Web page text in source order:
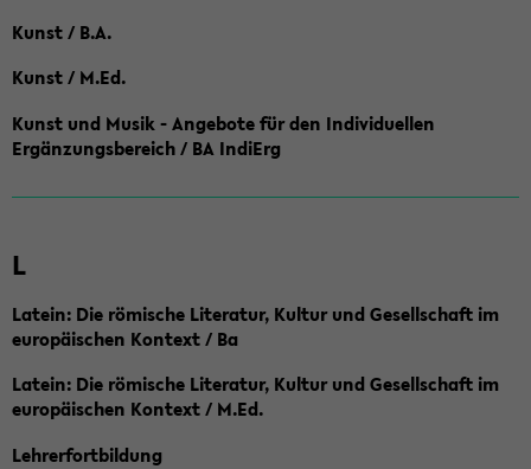
Kunst / B.A.
Kunst / M.Ed.
Kunst und Musik - Angebote für den Individuellen
Ergänzungsbereich / BA IndiErg
L
Latein: Die römische Literatur, Kultur und Gesellschaft im
europäischen Kontext / Ba
Latein: Die römische Literatur, Kultur und Gesellschaft im
europäischen Kontext / M.Ed.
Lehrerfortbildung